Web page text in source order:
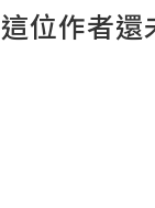
這位作者還